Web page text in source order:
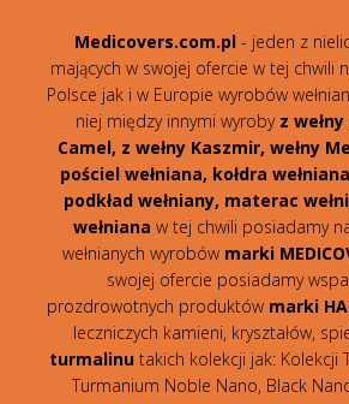
Medicovers.com.pl - jeden z
mających w swojej ofercie w tej chwili
Polsce jak i w Europie wyrobów
niej między innymi wyroby z
Camel, z wełny Kaszmir, wełny
pościel wełniana, kołdra
podkład wełniany, materac
wełniana w tej chwili posiadamy
wełnianych wyrobów marki
swojej ofercie posiadamy
prozdrowotnych produktów marki
leczniczych kamieni, kryształów,
turmalinutakich kolekcji jak: Kolekcji
Turmanium Noble Nano, Black